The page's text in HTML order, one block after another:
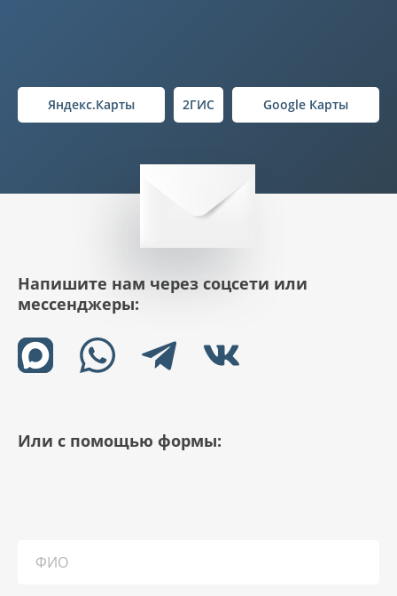
Яндекс.Карты 2ГИС Google Карты
Напишите нам через соцсети или
мессенджеры:
Или с помощью формы: